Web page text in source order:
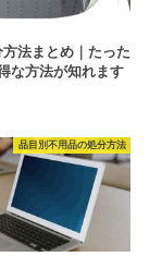
法まとめ｜たった
な方法が知れます
品目別不用品の処分方法